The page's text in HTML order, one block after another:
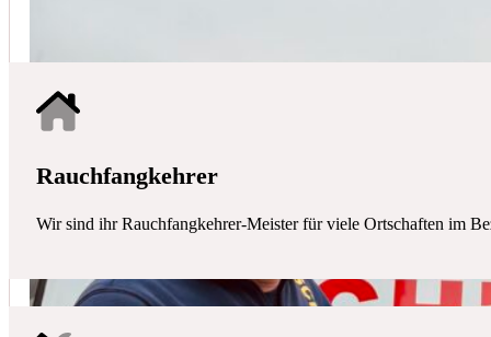
Rauchfangkehrer
Wir sind ihr Rauchfangkehrer-Meister für viele Ortschaften im